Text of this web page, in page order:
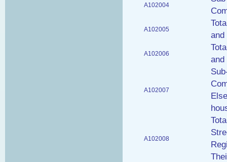
A102004
A102005
and
A102006
and
A102007
A102008